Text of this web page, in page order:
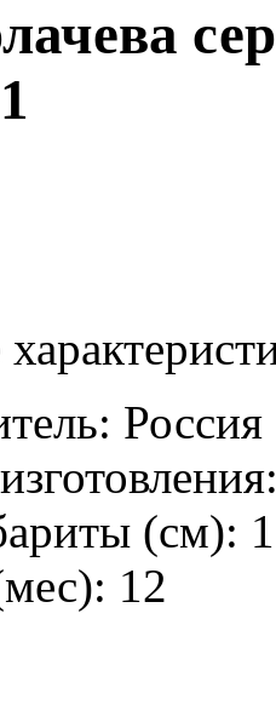
Россия
(см):
12